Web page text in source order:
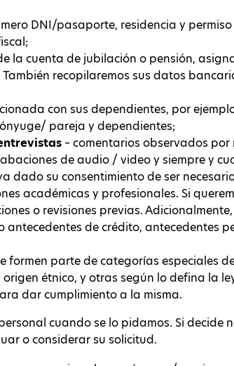
DNI/pasaporte, residencia y
la cuenta de jubilación o pensión,
recopilaremos sus datos
con sus dependientes, por
pareja y dependientes;
– comentarios observados por
de audio / video y siempre y
dado su consentimiento de ser
académicas y profesionales. Si
o revisiones previas.
de crédito, antecedentes
formen parte de categorías especiales
étnico, y otras según lo defina la
dar cumplimiento a la misma.
cuando se lo pidamos. Si decide
o considerar su solicitud.